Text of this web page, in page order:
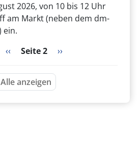
2026, von 10 bis 12 Uhr
am Markt (neben dem dm-
ein.
Vorherige Seite
‹‹ Seite 2 Nächste Seite
››
Alle anzeigen